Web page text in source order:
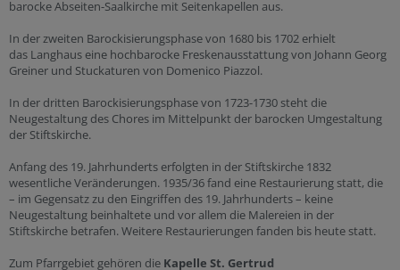
barocke Abseiten-Saalkirche mit Seitenkapellen aus.
In der zweiten Barockisierungsphase von 1680 bis 1702 erhielt
das Langhaus eine hochbarocke Freskenausstattung von Johann Georg
Greiner und Stuckaturen von Domenico Piazzol.
In der dritten Barockisierungsphase von 1723-1730 steht die
Neugestaltung des Chores im Mittelpunkt der barocken Umgestaltung
der Stiftskirche.
Anfang des 19. Jahrhunderts erfolgten in der Stiftskirche 1832
wesentliche Veränderungen. 1935/36 fand eine Restaurierung statt, die
– im Gegensatz zu den Eingriffen des 19. Jahrhunderts – keine
Neugestaltung beinhaltete und vor allem die Malereien in der
Stiftskirche betrafen. Weitere Restaurierungen fanden bis heute statt.
Zum Pfarrgebiet gehören die Kapelle St. Gertrud